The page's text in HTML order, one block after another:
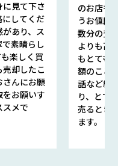
に見て下さ
にしてくだ
あり、ス
素晴らし
楽しく買
却したこ
さんにお願
お願いす
スメで
のお店も
うお値段
数分の査
よりも高
もとても
額のこと
話など細
り、とて
売るとき
ます。